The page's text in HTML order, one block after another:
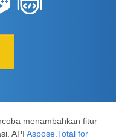
menambahkan fitur
API Aspose.Total for